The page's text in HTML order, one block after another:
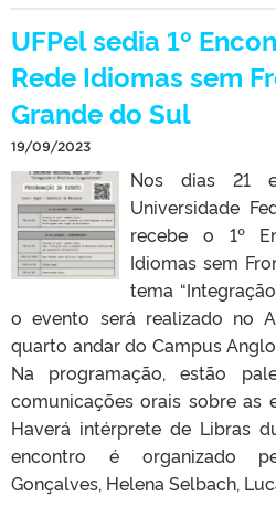
UFPel sedia 1º
Rede Idiomas sem
Grande do Sul
19/09/2023
Nos dias 21
Universidade
recebe o 1º
Idiomas sem
tema
o evento será realizado no
quarto andar do Campus Anglo
Na programação, estão
comunicações orais sobre as
Haverá intérprete de Libras
encontro é organizado
Gonçalves, Helena Selbach,